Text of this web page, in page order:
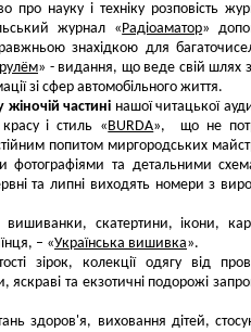
про науку і техніку розповість
журнал «Радіоаматор»
знахідкою для
» - видання, що веде свій шлях
зі сфер автомобільного життя.
частині нашої читацької
і стиль «BURDA», що не
попитом миргородських
фотографіями та детальними
та липні виходять номери з
скатертини, ікони,
– «Українська вишивка».
зірок, колекції одягу від
яскраві та екзотичні подорожі
здоров'я, виховання дiтей,